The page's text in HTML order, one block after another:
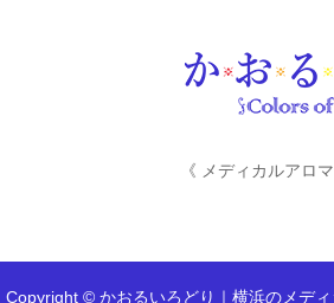
《 メディカルアロ
Copyright © かおるいろどり｜横浜のメデ